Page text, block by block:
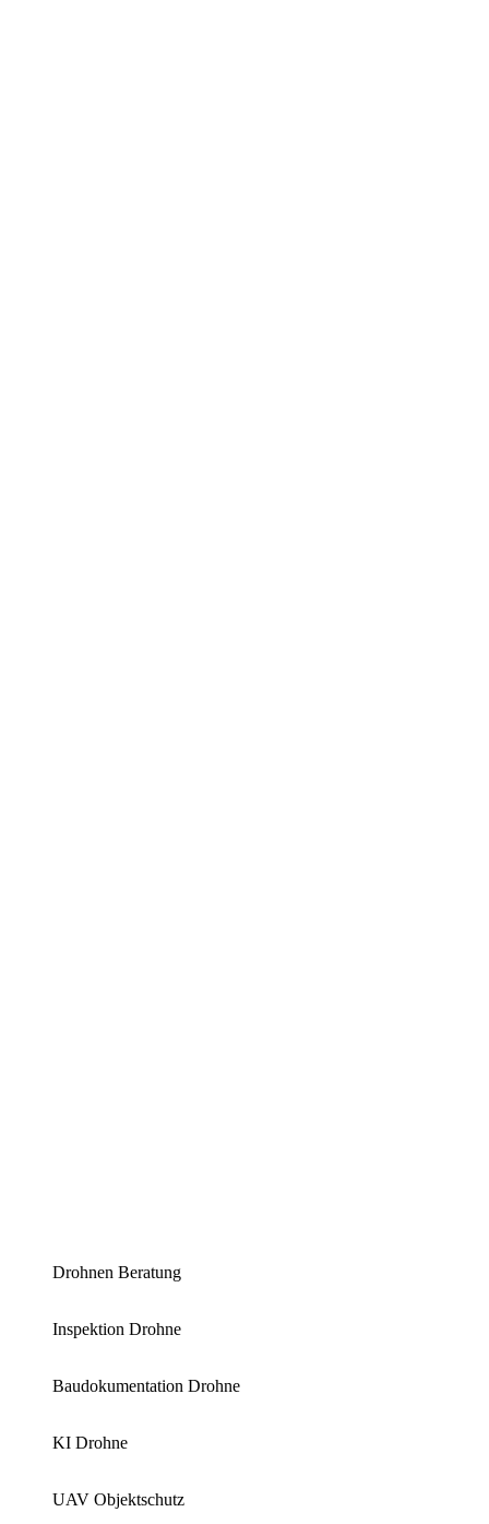
Drohnen Beratung
Inspektion Drohne
Baudokumentation Drohne
KI Drohne
UAV Objektschutz